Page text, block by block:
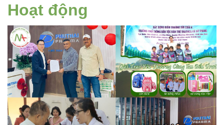
Hoạt động